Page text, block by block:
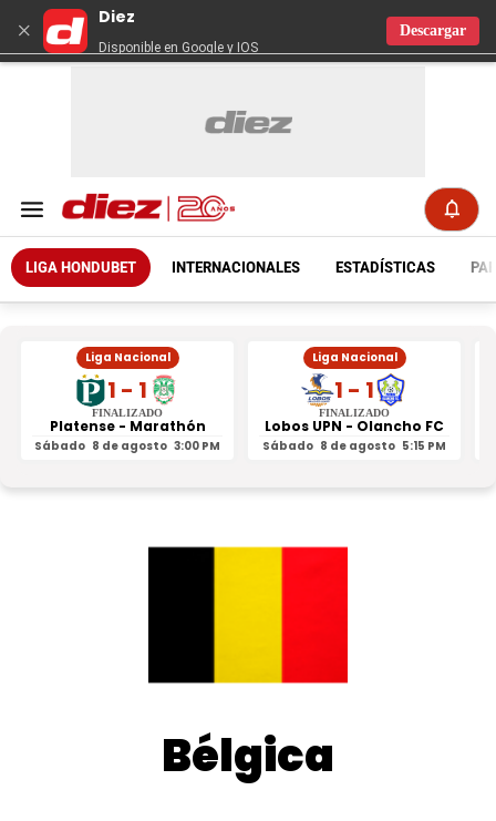
×
Diez
Disponible en Google y IOS
Descargar
LIGA HONDUBET INTERNACIONALES ESTADÍSTICAS
Liga Nacional
1 - 1
FINALIZADO
Platense - Marathón
Sábado 8 de agosto 3:00 PM
Liga Nacional
1 - 1
FINALIZADO
Lobos UPN - Olancho FC
Sábado 8 de agosto 5:15 PM
Bélgica